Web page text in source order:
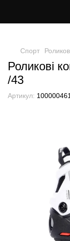
Спорт
Роликові
/43
Артикул: